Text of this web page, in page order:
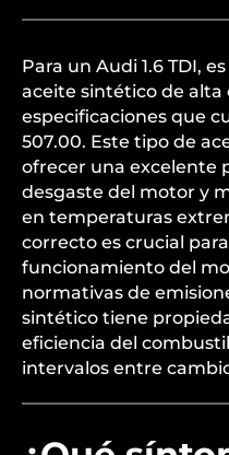
Para un Audi 1.6 TDI,
aceite sintético de alta
especificaciones que
507.00. Este tipo de
ofrecer una excelente
desgaste del motor y
en temperaturas
correcto es crucial
funcionamiento del
normativas de
sintético tiene
eficiencia del
intervalos entre